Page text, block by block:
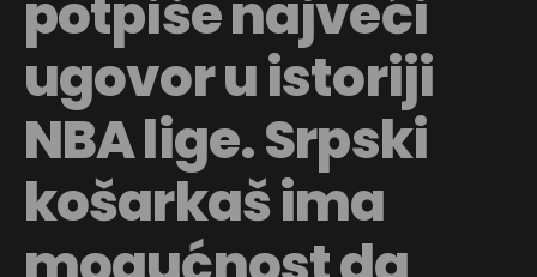
potpiše najveći
ugovor u istoriji
NBA lige. Srpski
košarkaš ima